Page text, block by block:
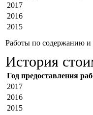
2017
2016
2015
Работы по содержанию и
История
Год предоставления
2017
2016
2015